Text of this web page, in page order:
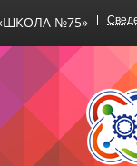
№75»